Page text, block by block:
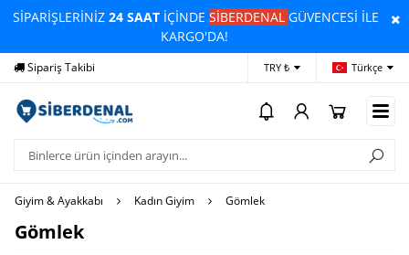
SİPARİŞLERİNİZ24 SAAT İÇİNDESİBERDENALGÜVENCESİ İLE
KARGO'DA!
Sipariş Takibi TRY ₺ Türkçe
Giyim & Ayakkabı Kadın Giyim Gömlek
Gömlek